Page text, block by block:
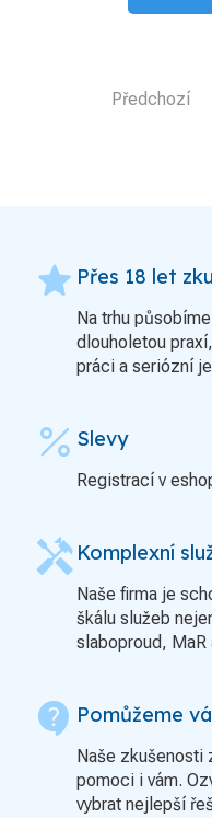
Předchozí
grade Přes 18 let
Na trhu
dlouholetou
práci a seriózní
percent Slevy
Registrací v
handyman Komplexní
Naše firma je
škálu služeb
slaboproud, MaR
contact_support Pomůžeme
Naše zkušenosti
pomoci i vám.
vybrat nejlepší